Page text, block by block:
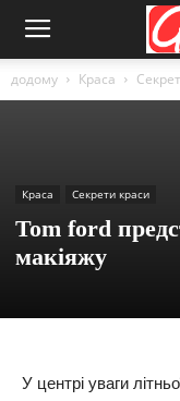
додому Краса
Краса Секрети краси
Tom ford
макіяжу
У центрі уваги